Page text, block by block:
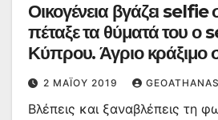
Οικογένεια βγάζει selfie
πέταξε τα θύματά του ο
Κύπρου. Άγριο κράξιμο
media.
2 ΜΑΪ́ΟΥ 2019 GEOATHANAS
Βλέπεις και ξαναβλέπεις τη